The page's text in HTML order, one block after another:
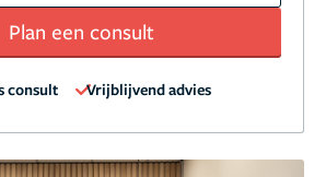
Plan een consult
consult Vrijblijvend advies